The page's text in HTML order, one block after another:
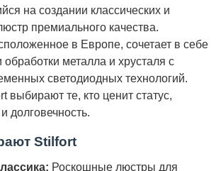
на создании классических и
премиального качества.
в Европе, сочетает в себе
металла и хрусталя с
светодиодных технологий.
выбирают те, кто ценит статус,
долговечность.
Stilfort
Роскошные люстры для